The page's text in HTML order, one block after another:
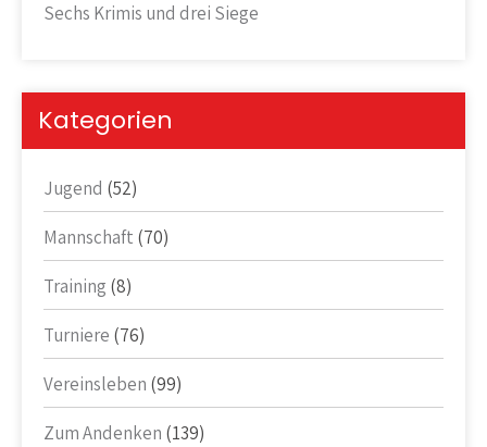
Sechs Krimis und drei Siege
Kategorien
Jugend (52)
Mannschaft (70)
Training (8)
Turniere (76)
Vereinsleben (99)
Zum Andenken (139)